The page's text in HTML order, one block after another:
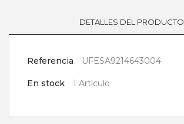
DETALLES DEL PRODUCTO
Referencia UFESA9214643004
En stock 1 Artículo